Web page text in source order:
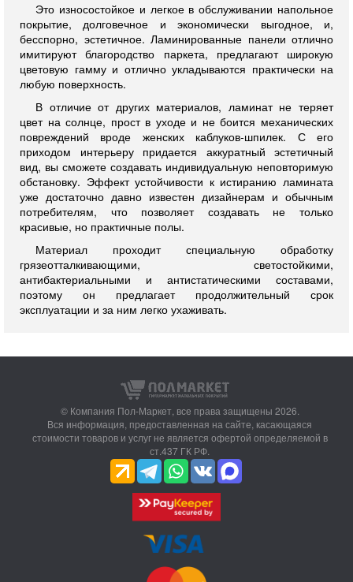
Это износостойкое и легкое в обслуживании напольное
покрытие, долговечное и экономически выгодное, и,
бесспорно, эстетичное. Ламинированные панели отлично
имитируют благородство паркета, предлагают широкую
цветовую гамму и отлично укладываются практически на
любую поверхность.
В отличие от других материалов, ламинат не теряет
цвет на солнце, прост в уходе и не боится механических
повреждений вроде женских каблуков-шпилек. С его
приходом интерьеру придается аккуратный эстетичный
вид, вы сможете создавать индивидуальную неповторимую
обстановку. Эффект устойчивости к истиранию ламината
уже достаточно давно известен дизайнерам и обычным
потребителям, что позволяет создавать не только
красивые, но практичные полы.
Материал проходит специальную обработку
грязеотталкивающими, светостойкими,
антибактериальными и антистатическими составами,
поэтому он предлагает продолжительный срок
эксплуатации и за ним легко ухаживать.
© Компания Пол-Маркет, все права защищены 2026.
Вся информация, предоставленная на сайте, касающаяся
стоимости товаров и услуг не является офертой определяемой в
ст.437 ГК РФ.